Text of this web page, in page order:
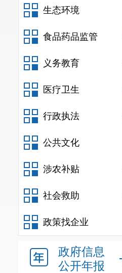
生态环境
食品药品监管
义务教育
医疗卫生
行政执法
公共文化
涉农补贴
社会救助
政策找企业
政府信息
公开年报